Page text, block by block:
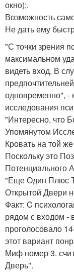
окно);.
Возможность
Не дать ему
"С точки зрения
максимальном
видеть вход. В
одновременно", -
исследования
"Интересно, что
Упомянутом
Кровать на той
Поскольку это
Потенциального
"Еще Один Плюс
Открытой Двери
Факт: C
рядом с входом -
проголосовало
этот вариант
Миф номер 3.
Дверь".